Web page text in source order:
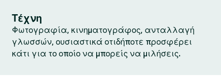
Τέχνη
Φωτογραφία, κινηματογράφος, ανταλλαγή
γλωσσών, ουσιαστικά οτιδήποτε προσφέρει
κάτι για το οποίο να μπορείς να μιλήσεις.